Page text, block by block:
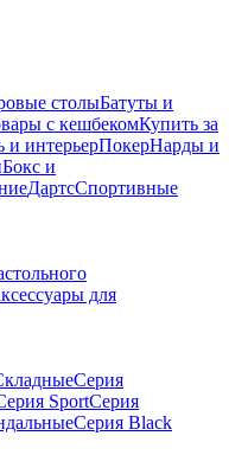
столыБатуты и
с кешбекомКупить за
и интерьерПокерНарды и
Бокс и
ДартсСпортивные
для
Серия
SportСерия
Серия Black